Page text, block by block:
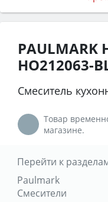
PAULMARK
HO212063-
Смеситель
Товар
магазине.
Перейти к
Paulmark
Смесители